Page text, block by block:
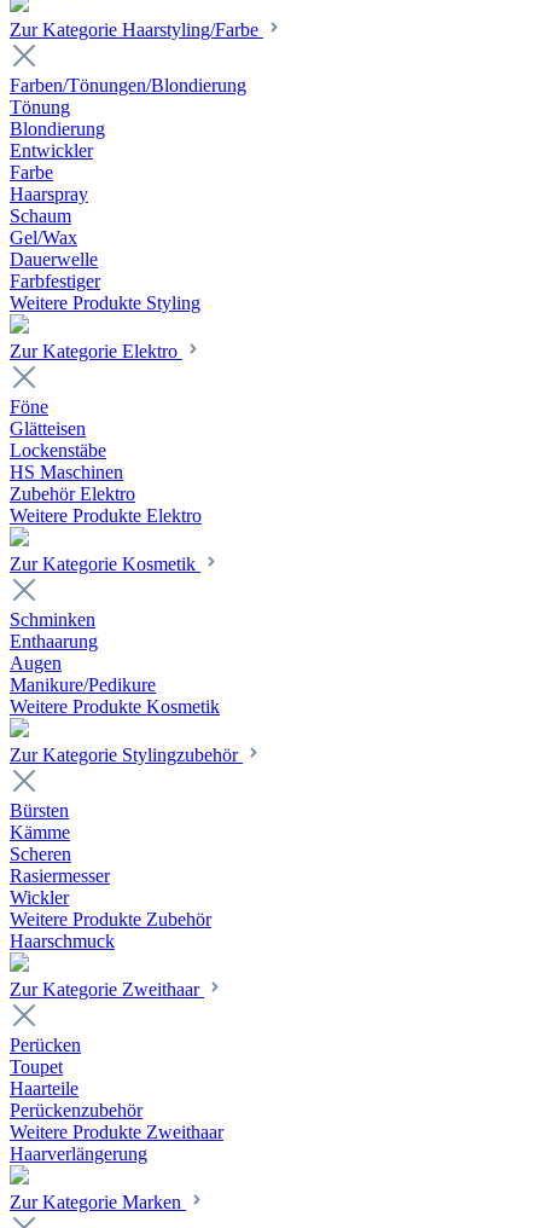
Zur Kategorie Haarstyling/Farbe
Farben/Tönungen/Blondierung
Tönung
Blondierung
Entwickler
Farbe
Haarspray
Schaum
Gel/Wax
Dauerwelle
Farbfestiger
Weitere Produkte Styling
Zur Kategorie Elektro
Föne
Glätteisen
Lockenstäbe
HS Maschinen
Zubehör Elektro
Weitere Produkte Elektro
Zur Kategorie Kosmetik
Schminken
Enthaarung
Augen
Manikure/Pedikure
Weitere Produkte Kosmetik
Zur Kategorie Stylingzubehör
Bürsten
Kämme
Scheren
Rasiermesser
Wickler
Weitere Produkte Zubehör
Haarschmuck
Zur Kategorie Zweithaar
Perücken
Toupet
Haarteile
Perückenzubehör
Weitere Produkte Zweithaar
Haarverlängerung
Zur Kategorie Marken